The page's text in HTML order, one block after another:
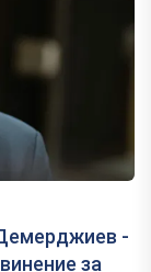
-
за